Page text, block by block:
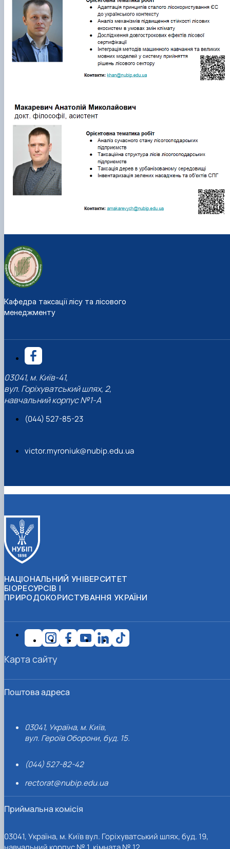
Кафедра таксації лісу та лісового
менеджменту
03041, м. Київ-41,
вул. Горіхуватський шлях, 2,
навчальний корпус №1-А
(044) 527-85-23
victor.myroniuk@nubip.edu.ua
НАЦІОНАЛЬНИЙ УНІВЕРСИТЕТ
БІОРЕСУРСІВ І
ПРИРОДОКОРИСТУВАННЯ УКРАЇНИ
Поштова адреса
03041, Україна, м. Київ,
вул. Героїв Оборони, буд. 15.
(044) 527-82-42
rectorat@nubip.edu.ua
Приймальна комісія
03041, Україна, м. Київ вул. Горіхуватський шлях, буд. 19,
Карта сайту